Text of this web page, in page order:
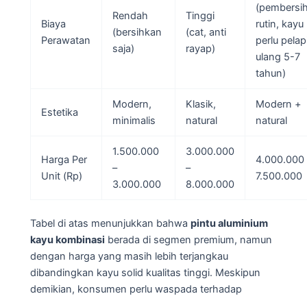
Biaya
Perawatan
Rendah
(bersihkan
saja)
Tinggi
(cat, anti
rayap)
rutin, kayu
perlu
ulang 5-7
tahun)
Estetika
Modern,
minimalis
Klasik,
natural
Modern +
natural
Harga Per
Unit (Rp)
1.500.000
–
3.000.000
3.000.000
–
8.000.000
4.000.000
7.500.000
Tabel di atas menunjukkan bahwa pintu aluminium
kayu kombinasi berada di segmen premium, namun
dengan harga yang masih lebih terjangkau
dibandingkan kayu solid kualitas tinggi. Meskipun
demikian, konsumen perlu waspada terhadap